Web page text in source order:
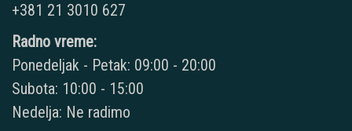
+381 21 3010 627
Radno vreme:
Ponedeljak - Petak: 09:00 - 20:00
Subota: 10:00 - 15:00
Nedelja: Ne radimo